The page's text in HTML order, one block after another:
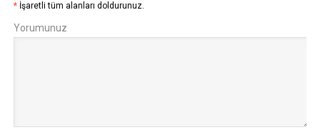
* İşaretli tüm alanları doldurunuz.
Yorumunuz